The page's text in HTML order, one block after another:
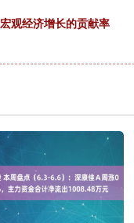
观经济增长的贡献率